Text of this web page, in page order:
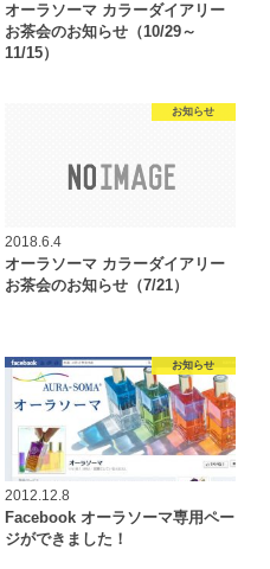
オーラソーマ カラーダイアリー
お茶会のお知らせ（10/29～
11/15）
お知らせ
2018.6.4
オーラソーマ カラーダイアリー
お茶会のお知らせ（7/21）
お知らせ
2012.12.8
Facebook オーラソーマ専用ペー
ジができました！